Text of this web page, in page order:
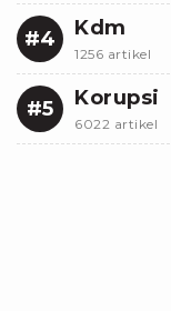
#4 Kdm
1256 artikel
#5 Korupsi
6022 artikel